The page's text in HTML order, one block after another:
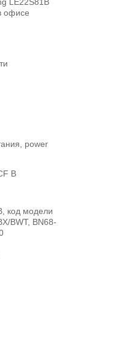
офисе
power
B
код модели
BWT, BN68-